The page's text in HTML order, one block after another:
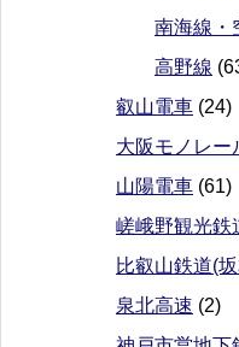
南海線・
高野線
叡山電車 (24)
大阪モノレー
山陽電車 (61)
嵯峨野観光鉄
比叡山鉄道(
泉北高速 (2)